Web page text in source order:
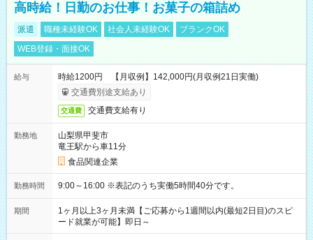
高時給！日勤のお仕事！お菓子の箱詰め
派遣 職種未経験OK 社会人未経験OK
ブランクOK
WEB登録・面接OK
給与
時給1200円 【月収例】142,000円(月収例21日実働)
交通費別途支給あり
交通費 交通費支給有り
勤務地
山梨県甲斐市
竜王駅から車11分
食品関連企業
勤務時間 9:00～16:00 ※表記のうち実働5時間40分です。
期間
1ヶ月以上3ヶ月未満【ご応募から1週間以内(最短2日目)のスピ
ード就業が可能】即日～